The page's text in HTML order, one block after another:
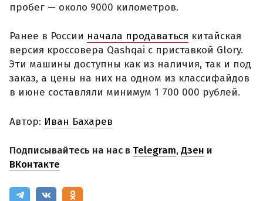
пробег — около 9000 километров.
Ранее в России начала продаваться китайская
версия кроссовера Qashqai с приставкой Glory.
Эти машины доступны как из наличия, так и под
заказ, а цены на них на одном из классифайдов
в июне составляли минимум 1 700 000 рублей.
Автор: Иван Бахарев
Подписывайтесь на нас в Telegram,Дзен и
ВКонтакте